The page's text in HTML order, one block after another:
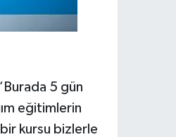
5 gün
eğitimlerin
kursu bizlerle